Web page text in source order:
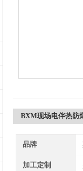
BXM现场电伴热防
品牌
加工定制